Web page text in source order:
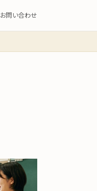
お問い合わせ